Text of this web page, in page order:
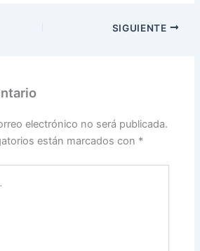
SIGUIENTE
electrónico no será publicada.
están marcados con *